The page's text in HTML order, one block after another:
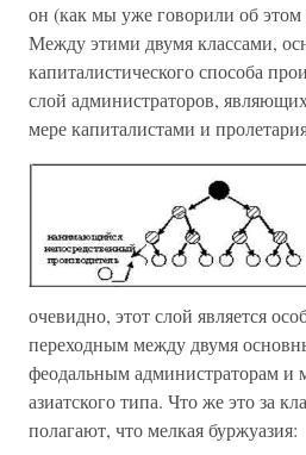
он (как мы уже говорили об
Между этими двумя классами,
капиталистического способа
слой администраторов,
мере капиталистами и
очевидно, этот слой является
переходным между двумя
феодальным администраторам и
азиатского типа. Что же это за
полагают, что мелкая буржуазия: